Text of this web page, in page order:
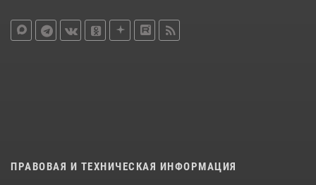
ПРАВОВАЯ И ТЕХНИЧЕСКАЯ ИНФОРМАЦИЯ